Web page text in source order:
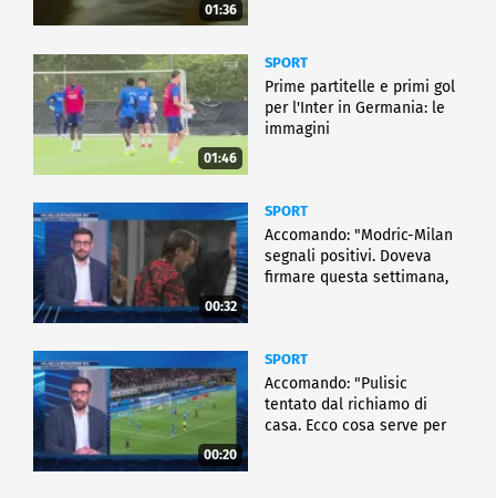
01:36
01:46
SPORT
Prime partitelle e primi gol
per l'Inter in Germania: le
immagini
00:32
SPORT
Accomando: "Modric-Milan
segnali positivi. Doveva
firmare questa settimana,
00:20
SPORT
Accomando: "Pulisic
tentato dal richiamo di
casa. Ecco cosa serve per